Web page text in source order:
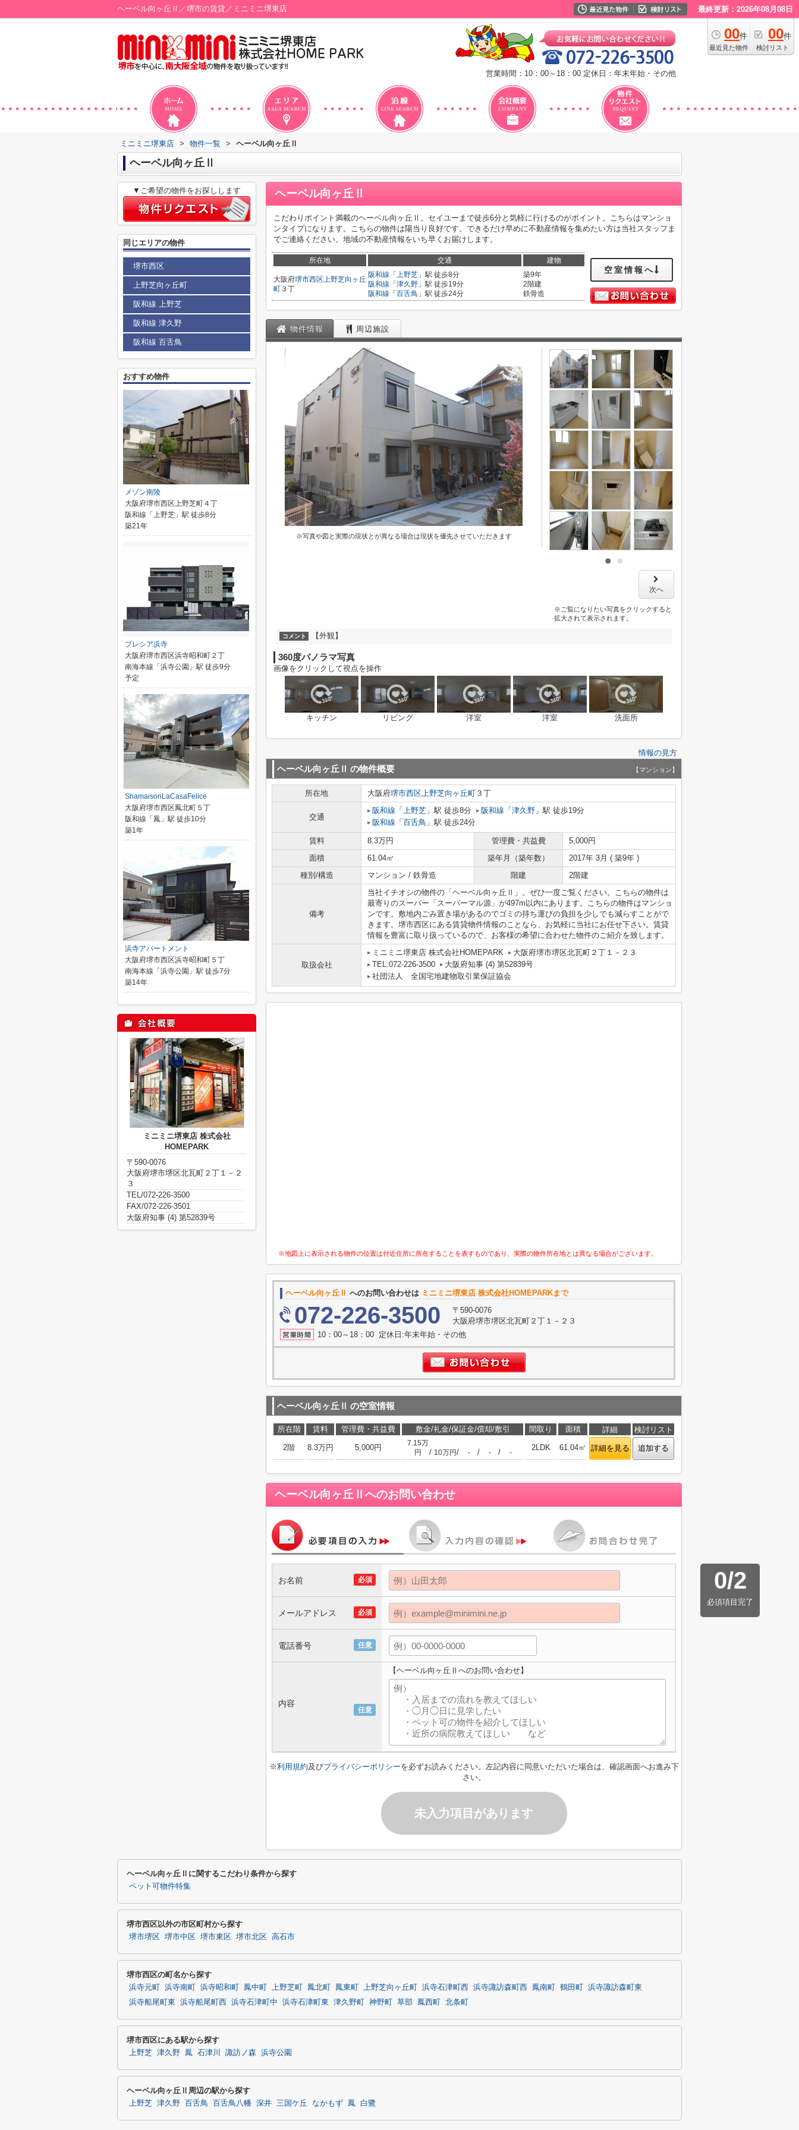
ヘーベル向ヶ丘Ⅱ／堺市の賃貸／ミニミニ堺東店 最終更新：2026年08月08日
00件
最近見た物件
00件
検討リスト
営業時間：10：00～18：00 定休日：年末年始・その他
ミニミニ堺東店 > 物件一覧 > ヘーベル向ヶ丘Ⅱ
ヘーベル向ヶ丘Ⅱ
ヘーベル向ヶ丘Ⅱ
こだわりポイント満載のヘーベル向ヶ丘Ⅱ。セイユーまで徒歩6分と気軽に行けるのがポイント。こちらはマンショ
ンタイプになります。こちらの物件は陽当り良好です。できるだけ早めに不動産情報を集めたい方は当社スタッフま
でご連絡ください。地域の不動産情報をいち早くお届けします。
所在地 交通 建物
大阪府堺市西区上野芝向ヶ丘
町 ３丁
阪和線 「 上野芝 」駅 徒歩8分
阪和線 「 津久野 」駅 徒歩19分
阪和線 「 百舌鳥 」駅 徒歩24分
築9年
2階建
鉄骨造
空室情報へ
物件情報 周辺施設
※写真や図と実際の現状とが異なる場合は現状を優先させていただきます
次へ
※ご覧になりたい写真をクリックすると
拡大されて表示されます。
コメント 【外観】
360度パノラマ写真
画像をクリックして視点を操作
キッチン リビング 洋室 洋室 洗面所
情報の見方
ヘーベル向ヶ丘Ⅱ の物件概要 【マンション】
所在地 大阪府堺市西区上野芝向ヶ丘町 ３丁
交通
阪和線 「 上野芝 」駅 徒歩8分 阪和線 「 津久野 」駅 徒歩19分
阪和線 「 百舌鳥 」駅 徒歩24分
賃料 8.3万円 管理費・共益費
5,000円
面積
61.04㎡ 築年月（築年数）
2017年 3月 ( 築9年 )
種別/構造
マンション / 鉄骨造 階建 2階建
備考
当社イチオシの物件の「ヘーベル向ヶ丘Ⅱ」。ぜひ一度ご覧ください。こちらの物件は
最寄りのスーパー「スーパーマル源」が497m以内にあります。こちらの物件はマンショ
ンです。敷地内ごみ置き場があるのでゴミの持ち運びの負担を少しでも減らすことがで
きます。堺市西区にある賃貸物件情報のことなら、お気軽に当社にお任せ下さい。賃貸
情報を豊富に取り扱っているので、お客様の希望に合わせた物件のご紹介を致します。
取扱会社
ミニミニ堺東店 株式会社HOMEPARK
大阪府堺市堺区北瓦町２丁１－２３
TEL:072-226-3500
大阪府知事 (4) 第52839号
社団法人 全国宅地建物取引業保証協会
※地図上に表示される物件の位置は付近住所に所在することを表すものであり、実際の物件所在地とは異なる場合がございます。
ヘーベル向ヶ丘Ⅱ へのお問い合わせは ミニミニ堺東店 株式会社HOMEPARKまで
072-226-3500
〒590-0076
大阪府堺市堺区北瓦町２丁１－２３
10：00～18：00 定休日:年末年始・その他
ヘーベル向ヶ丘Ⅱ の空室情報
所在階 賃料 管理費・共益費 敷金/礼金/保証金/償却/敷引 間取り 面積 詳細
検討リスト
2階
8.3万円 5,000円
7.15万
円
/ 10万円/ - / - / -
2LDK 61.04㎡ 詳細を見る 追加する
ヘーベル向ヶ丘Ⅱ へのお問い合わせ
0/2
必須項目完了
必須
お名前
必須
メールアドレス
任意
電話番号
任意
内容
【ヘーベル向ヶ丘Ⅱへのお問い合わせ】
※利用規約及びプライバシーポリシーを必ずお読みください。左記内容に同意いただいた場合は、確認画面へお進み下
さい。
未入力項目があります
▼ご希望の物件をお探しします
同じエリアの物件
堺市西区
上野芝向ヶ丘町
阪和線 上野芝
阪和線 津久野
阪和線 百舌鳥
おすすめ物件
メゾン南陵
大阪府堺市西区上野芝町４丁
阪和線「上野芝」駅 徒歩8分
築21年
プレシア浜寺
大阪府堺市西区浜寺昭和町２丁
南海本線「浜寺公園」駅 徒歩9分
予定
ShamaisonLaCasaFelice
大阪府堺市西区鳳北町５丁
阪和線「鳳」駅 徒歩10分
築1年
浜寺アパートメント
大阪府堺市西区浜寺昭和町５丁
南海本線「浜寺公園」駅 徒歩7分
築14年
ミニミニ堺東店 株式会社
HOMEPARK
〒590-0076
大阪府堺市堺区北瓦町２丁１－２
３
TEL/072-226-3500
FAX/072-226-3501
大阪府知事 (4) 第52839号
ヘーベル向ヶ丘Ⅱに関するこだわり条件から探す
ペット可物件特集
堺市西区以外の市区町村から探す
堺市堺区 堺市中区 堺市東区 堺市北区 高石市
堺市西区の町名から探す
浜寺元町 浜寺南町 浜寺昭和町 鳳中町 上野芝町 鳳北町 鳳東町 上野芝向ヶ丘町 浜寺石津町西 浜寺諏訪森町西 鳳南町 鶴田町
浜寺諏訪森町東
浜寺船尾町東
浜寺船尾町西 浜寺石津町中 浜寺石津町東 津久野町 神野町 草部 鳳西町 北条町
堺市西区にある駅から探す
上野芝 津久野 鳳 石津川 諏訪ノ森 浜寺公園
ヘーベル向ヶ丘Ⅱ周辺の駅から探す
上野芝 津久野 百舌鳥 百舌鳥八幡 深井 三国ケ丘 なかもず 鳳 白鷺